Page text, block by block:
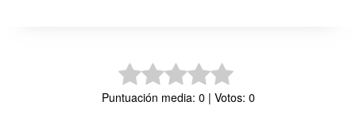
Puntuación media: 0 | Votos: 0